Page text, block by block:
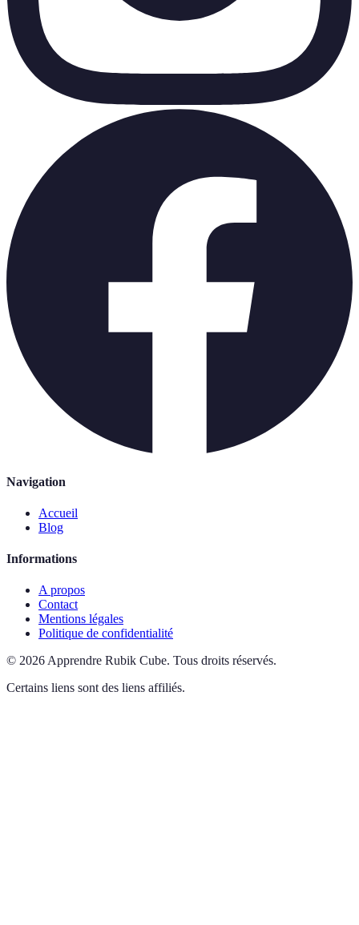
Navigation
Accueil
Blog
Informations
A propos
Contact
Mentions légales
Politique de confidentialité
© 2026 Apprendre Rubik Cube. Tous droits réservés.
Certains liens sont des liens affiliés.